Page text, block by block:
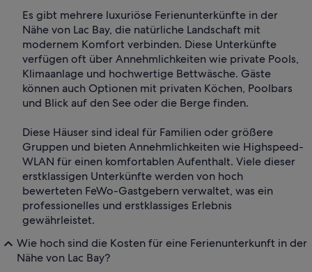
Es gibt mehrere luxuriöse Ferienunterkünfte in der
Nähe von Lac Bay, die natürliche Landschaft mit
modernem Komfort verbinden. Diese Unterkünfte
verfügen oft über Annehmlichkeiten wie private Pools,
Klimaanlage und hochwertige Bettwäsche. Gäste
können auch Optionen mit privaten Köchen, Poolbars
und Blick auf den See oder die Berge finden.
Diese Häuser sind ideal für Familien oder größere
Gruppen und bieten Annehmlichkeiten wie Highspeed-
WLAN für einen komfortablen Aufenthalt. Viele dieser
erstklassigen Unterkünfte werden von hoch
bewerteten FeWo-Gastgebern verwaltet, was ein
professionelles und erstklassiges Erlebnis
gewährleistet.
Wie hoch sind die Kosten für eine Ferienunterkunft in der
Nähe von Lac Bay?